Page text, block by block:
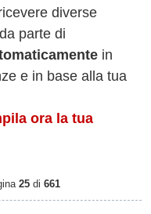
diverse
parte di
in
e in base alla tua
ora la tua
25 di 661